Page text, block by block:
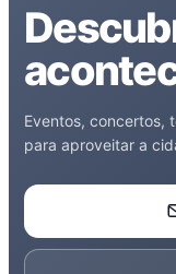
Eventos, concertos,
para aproveitar a